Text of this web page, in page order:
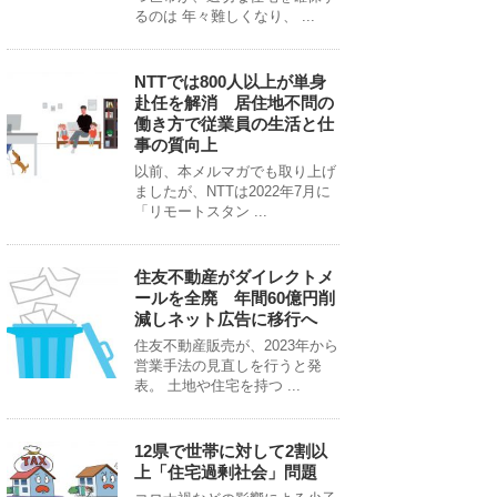
るのは 年々難しくなり、 ...
NTTでは800人以上が単身
赴任を解消 居住地不問の
働き方で従業員の生活と仕
事の質向上
以前、本メルマガでも取り上げ
ましたが、NTTは2022年7月に
「リモートスタン ...
住友不動産がダイレクトメ
ールを全廃 年間60億円削
減しネット広告に移行へ
住友不動産販売が、2023年から
営業手法の見直しを行うと発
表。 土地や住宅を持つ ...
12県で世帯に対して2割以
上「住宅過剰社会」問題